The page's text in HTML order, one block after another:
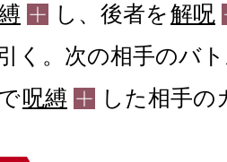
し、後者を解呪
く。次の相手のバ
呪縛 した相手の